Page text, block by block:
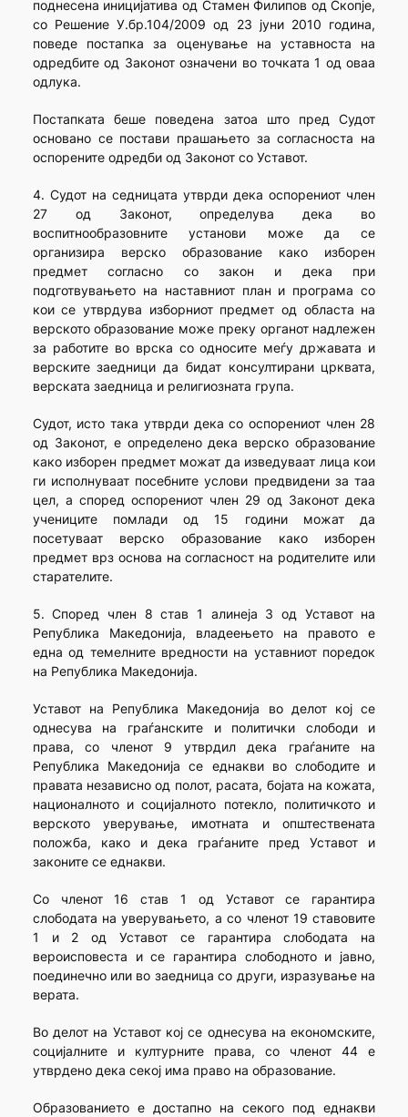
поднесена иницијатива од Стамен Филипов од Скопје,
со Решение У.бр.104/2009 од 23 јуни 2010 година,
поведе постапка за оценување на уставноста на
одредбите од Законот означени во точката 1 од оваа
одлука.
Постапката беше поведена затоа што пред Судот
основано се постави прашањето за согласноста на
оспорените одредби од Законот со Уставот.
4. Судот на седницата утврди дека оспорениот член
27 од Законот, определува дека во
воспитнообразовните установи може да се
организира верско образование како изборен
предмет согласно со закон и дека при
подготвувањето на наставниот план и програма со
кои се утврдува изборниот предмет од областа на
верското образование може преку органот надлежен
за работите во врска со односите меѓу државата и
верските заедници да бидат консултирани црквата,
верската заедница и религиозната група.
Судот, исто така утврди дека со оспорениот член 28
од Законот, е определено дека верско образование
како изборен предмет можат да изведуваат лица кои
ги исполнуваат посебните услови предвидени за таа
цел, а според оспорениот член 29 од Законот дека
учениците помлади од 15 години можат да
посетуваат верско образование како изборен
предмет врз основа на согласност на родителите или
старателите.
5. Според член 8 став 1 алинеја 3 од Уставот на
Република Македонија, владеењето на правото е
една од темелните вредности на уставниот поредок
на Република Македонија.
Уставот на Република Македонија во делот кој се
однесува на граѓанските и политички слободи и
права, со членот 9 утврдил дека граѓаните на
Република Македонија се еднакви во слободите и
правата независно од полот, расата, бојата на кожата,
националното и социјалното потекло, политичкото и
верското уверување, имотната и општествената
положба, како и дека граѓаните пред Уставот и
законите се еднакви.
Со членот 16 став 1 од Уставот се гарантира
слободата на уверувањето, а со членот 19 ставовите
1 и 2 од Уставот се гарантира слободата на
вероисповеста и се гарантира слободното и јавно,
поединечно или во заедница со други, изразување на
верата.
Во делот на Уставот кој се однесува на економските,
социјалните и културните права, со членот 44 е
утврдено дека секој има право на образование.
Образованието е достапно на секого под еднакви